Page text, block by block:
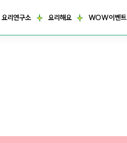
요리연구소 요리해요 WOW이벤트